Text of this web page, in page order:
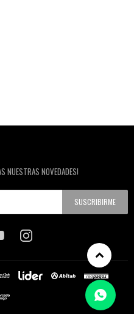
NUESTRAS NOVEDADES!
SUSCRIBIRME
